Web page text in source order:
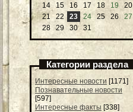
14
15 16 17 18 19
20
21
22 23 24 25 26
27
28
29 30 31
Категории раздела
Интересные новости [1171]
Познавательные новости
[597]
Интересные факты [338]